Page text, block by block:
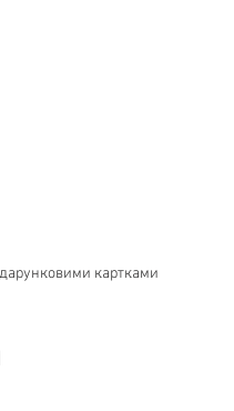
картками